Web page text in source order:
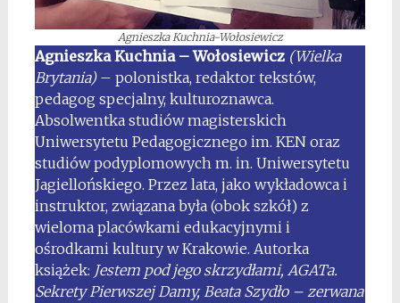
Agnieszka Kuchnia-Wołosiewicz
Agnieszka Kuchnia – Wołosiewicz (Wielka
Brytania)– polonistka, redaktor tekstów,
pedagog specjalny, kulturoznawca.
Absolwentka studiów magisterskich
Uniwersytetu Pedagogicznego im. KEN oraz
studiów podyplomowych m. in. Uniwersytetu
Jagiellońskiego. Przez lata, jako wykładowca i
instruktor, związana była (obok szkół) z
wieloma placówkami edukacyjnymi i
ośrodkami kultury w Krakowie. Autorka
książek: Jestem pod jego skrzydłami, AGATa.
Sekrety Pierwszej Damy, Beata Szydło – zerwana